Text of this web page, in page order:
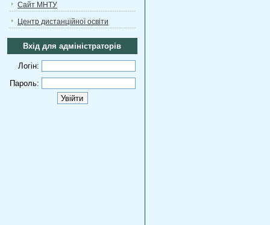
Сайт МНТУ
Центр дистанційної освіти
Вхід для адміністраторів
Логін:
Пароль: